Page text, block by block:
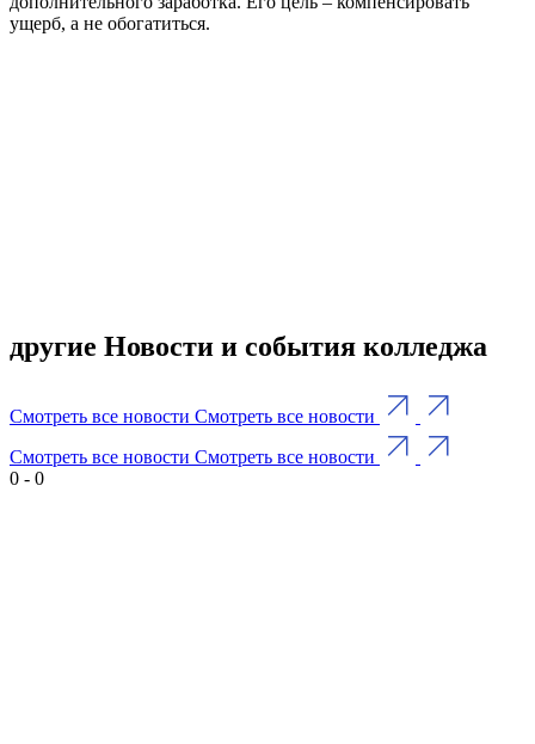
ущерб, а не обогатиться.
другие Новости и события колледжа
Смотреть все новости Смотреть все новости
Смотреть все новости Смотреть все новости
0 - 0